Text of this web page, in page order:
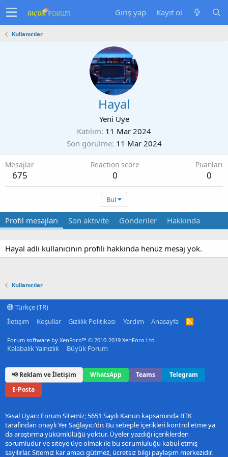
Giriş yap Kayıt ol
Kullanıcılar
Hayal
Yeni Üye
Katılım 11 Mar 2024
Son görülme 11 Mar 2024
Mesajlar
675
Reaction score
0
Puanları
0
Bul
Profil mesajları Son aktivite Gönderiler Hakkında
Hayal adlı kullanıcının profili hakkında henüz mesaj yok.
Kullanıcılar
Türkçe (TR)
İletişim
Koşullar Gizlilik Politikası Yardım Anasayfa
R
Forum software by XenForo™ © 2010-2019 XenForo Ltd.
Kalabalık Yalnızlık Büyük Forum
📢 Reklam ve İletişim WhatsApp Teams
Telegram
E-Posta
Yasal Uyarı: Forum Sitemiz; 5651 Sayılı Kanun kapsamında BTK
tarafından onaylı Yer Sağlayıcı'dır. Bu sebeple içerikleri kontrol etme ya
da araştırma yükümlülüğü yoktur. Üyeler yazdığı içeriklerden
sorumludur ve siteye üye olmak ile bu sorumluluğu kabul etmiş
sayılırlar. Sitemiz kar amacı gütmez, ücretsiz bilgi paylaşım merkezidir.